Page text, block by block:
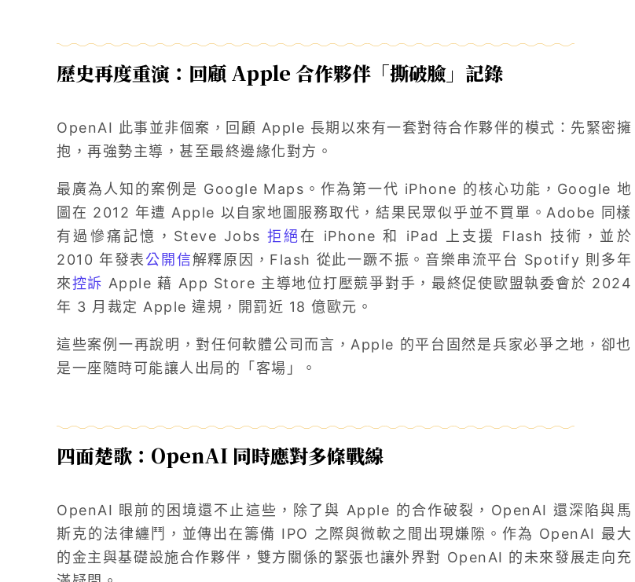
歷史再度重演：回顧 Apple 合作夥伴「撕破臉」記錄
OpenAI 此事並非個案，回顧 Apple 長期以來有一套對待合作夥伴的模式：先緊密擁
抱，再強勢主導，甚至最終邊緣化對方。
最廣為人知的案例是 Google Maps。作為第一代 iPhone 的核心功能，Google 地
圖在 2012 年遭 Apple 以自家地圖服務取代，結果民眾似乎並不買單。Adobe 同樣
有過慘痛記憶，Steve Jobs 拒絕在 iPhone 和 iPad 上支援 Flash 技術，並於
2010 年發表公開信解釋原因，Flash 從此一蹶不振。音樂串流平台 Spotify 則多年
來控訴 Apple 藉 App Store 主導地位打壓競爭對手，最終促使歐盟執委會於 2024
年 3 月裁定 Apple 違規，開罰近 18 億歐元。
這些案例一再說明，對任何軟體公司而言，Apple 的平台固然是兵家必爭之地，卻也
是一座隨時可能讓人出局的「客場」。
四面楚歌：OpenAI 同時應對多條戰線
OpenAI 眼前的困境還不止這些，除了與 Apple 的合作破裂，OpenAI 還深陷與馬
斯克的法律纏鬥，並傳出在籌備 IPO 之際與微軟之間出現嫌隙。作為 OpenAI 最大
的金主與基礎設施合作夥伴，雙方關係的緊張也讓外界對 OpenAI 的未來發展走向充